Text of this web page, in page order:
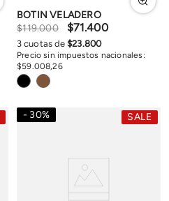
BOTIN VELADERO
$119.000 $71.400
Precio sin impuestos nacionales:
$59 008,26
3 cuotas de$23.800
30% SALE